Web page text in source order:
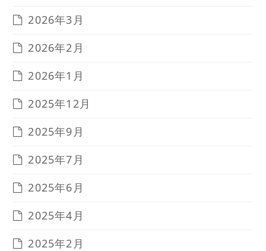
2026年3月
2026年2月
2026年1月
2025年12月
2025年9月
2025年7月
2025年6月
2025年4月
2025年2月